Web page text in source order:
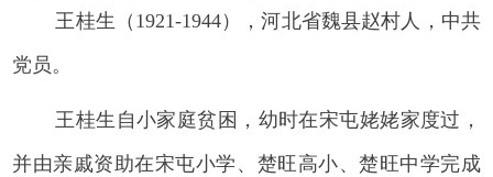
王桂生（1921-1944），河北省魏县赵村人，中共
党员。
王桂生自小家庭贫困，幼时在宋屯姥姥家度过，
并由亲戚资助在宋屯小学、楚旺高小、楚旺中学完成